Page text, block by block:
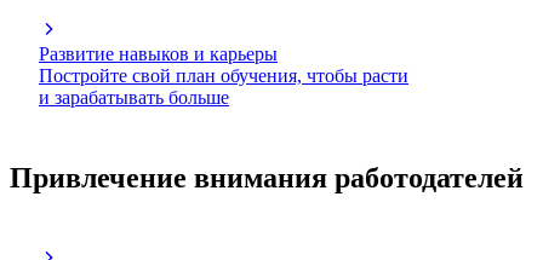
Развитие навыков и карьеры
Постройте свой план обучения, чтобы расти
и зарабатывать больше
Привлечение внимания работодателей